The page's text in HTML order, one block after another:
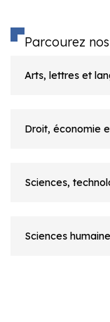
Parcourez nos
Arts, lettres et
Droit, économie
Sciences,
Sciences